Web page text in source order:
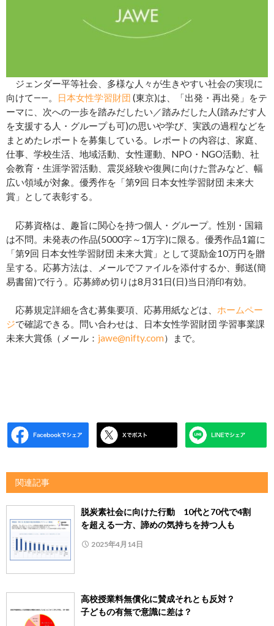
ジェンダー平等社会、多様な人々が生きやすい社会の実現に
向けて――。
日本女性学習財団 (東京)は、「出発・再出発」をテ
ーマに、次への一歩を踏みだしたい／踏みだした人(踏みだす人
を支援する人・グループも可)の思いや学び、実践の過程などを
まとめたレポートを募集している。レポートの内容は、家庭、
仕事、学校生活、地域活動、女性運動、NPO・NGO活動、社
会教育・生涯学習活動、震災経験や復興に向けた営みなど、幅
広い領域が対象。優秀作を「第9回 日本女性学習財団 未来大
賞」として表彰する。
応募資格は、趣旨に関心を持つ個人・グループ。性別・国籍
は不問。未発表の作品(5000字～1万字)に限る。優秀作品1篇に
「第9回 日本女性学習財団 未来大賞」として奨励金10万円を贈
呈する。応募方法は、メールでファイルを添付するか、郵送(簡
易書留)で行う。応募締め切りは8月31日(日)当日消印有効。
応募規定詳細を含む募集要項、応募用紙などは、 ホームペー
ジで確認できる。問い合わせは、日本女性学習財団 学習事業課
未来大賞係（メール： jawe@nifty.com）まで。
関連記事
脱炭素社会に向けた行動 10代と70代で4割
を超える一方、諦めの気持ちを持つ人も
2025年4月14日
高校授業料無償化に賛成それとも反対？
子どもの有無で意識に差は？